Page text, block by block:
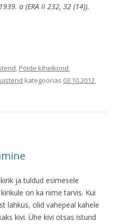
a (ERA II 232, 32 (14)).
, Pöide kihelkond,
kategoorias 03.10.2012,
ja tuldud esimesele
on ka nime tarvis. Kui
lahkus, olid vahepeal kahele
kivi. Ühe kivi otsas istund